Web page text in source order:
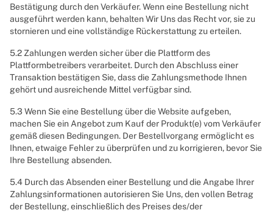
Bestätigung durch den Verkäufer. Wenn eine Bestellung nicht
ausgeführt werden kann, behalten Wir Uns das Recht vor, sie zu
stornieren und eine vollständige Rückerstattung zu erteilen.
5.2 Zahlungen werden sicher über die Plattform des
Plattformbetreibers verarbeitet. Durch den Abschluss einer
Transaktion bestätigen Sie, dass die Zahlungsmethode Ihnen
gehört und ausreichende Mittel verfügbar sind.
5.3 Wenn Sie eine Bestellung über die Website aufgeben,
machen Sie ein Angebot zum Kauf der Produkt(e) vom Verkäufer
gemäß diesen Bedingungen. Der Bestellvorgang ermöglicht es
Ihnen, etwaige Fehler zu überprüfen und zu korrigieren, bevor Sie
Ihre Bestellung absenden.
5.4 Durch das Absenden einer Bestellung und die Angabe Ihrer
Zahlungsinformationen autorisieren Sie Uns, den vollen Betrag
der Bestellung, einschließlich des Preises des/der